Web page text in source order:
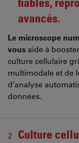
avancés.
Le microscope
vous aide à
culture cellulaire
multimodale et de
d’analyse
données.
2
Culture